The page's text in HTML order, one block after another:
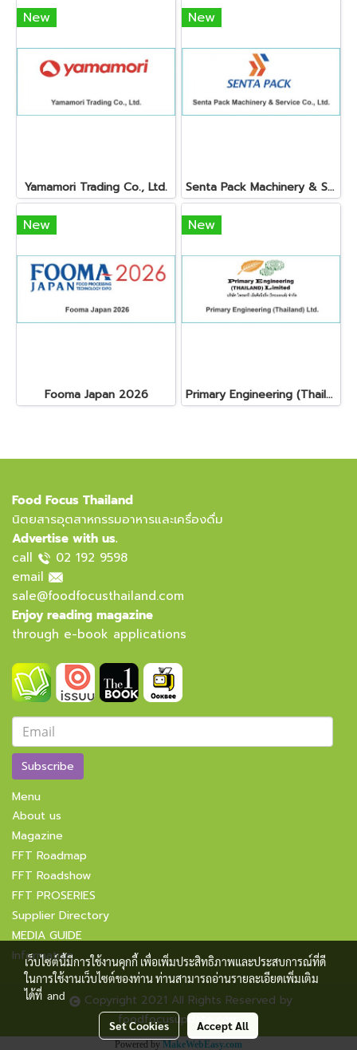
New
Yamamori Trading Co., Ltd.
New
Senta Pack Machinery & Service Co., Ltd.
New
Fooma Japan 2026
New
Primary Engineering (Thailand) Ltd.
Food Focus Thailand
นิตยสารอุตสาหกรรมอาหารและเครื่องดื่ม
Advertise with us.
call
02 192 9598
email
sale@foodfocusthailand.com
Enjoy reading magazine
through e-book applications
Subscribe
Menu
About us
Magazine
FFT Roadmap
FFT Roadshow
FFT PROSERIES
Supplier Directory
MEDIA GUIDE
Information
Copyright 2021 All Rights Reserved by
foodfocusupdate.com
Powered by MakeWebEasy.com
เว็บไซต์นี้มีการใช้งานคุกกี้ เพื่อเพิ่มประสิทธิภาพและประสบการณ์ที่ดี
ในการใช้งานเว็บไซต์ของท่าน ท่านสามารถอ่านรายละเอียดเพิ่มเติม
ได้ที่ and
Set Cookies Accept All